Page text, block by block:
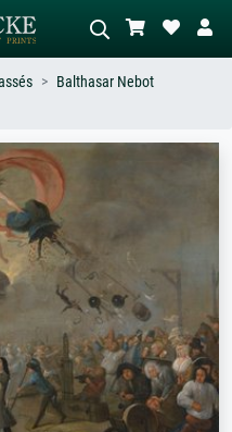
Décrivez la scène – ex. prairie verte,
abstrait avec beaucoup de rouge,
tableau sombre, nu debout près d'un
Balthasar Nebot